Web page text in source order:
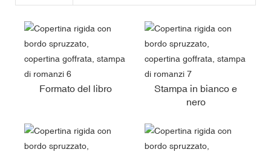
Formato del libro
Stampa in bianco e
nero